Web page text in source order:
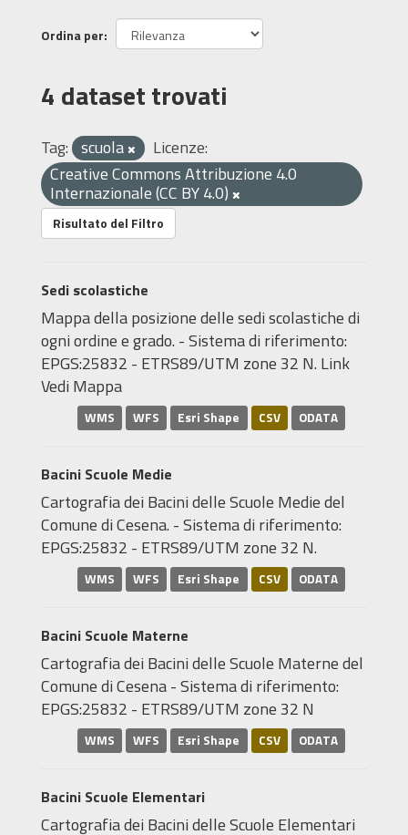
Ordina per
4 dataset trovati
Tag: scuola
Licenze:
Creative Commons Attribuzione 4.0
Internazionale (CC BY 4.0)
Risultato del Filtro
Sedi scolastiche
Mappa della posizione delle sedi scolastiche di
ogni ordine e grado. - Sistema di riferimento:
EPGS:25832 - ETRS89/UTM zone 32 N. Link
Vedi Mappa
WMS WFS Esri Shape CSV ODATA
Bacini Scuole Medie
Cartografia dei Bacini delle Scuole Medie del
Comune di Cesena. - Sistema di riferimento:
EPGS:25832 - ETRS89/UTM zone 32 N.
WMS WFS Esri Shape CSV ODATA
Bacini Scuole Materne
Cartografia dei Bacini delle Scuole Materne del
Comune di Cesena - Sistema di riferimento:
EPGS:25832 - ETRS89/UTM zone 32 N
WMS WFS Esri Shape CSV ODATA
Bacini Scuole Elementari
Cartografia dei Bacini delle Scuole Elementari